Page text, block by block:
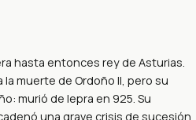
hasta entonces rey de Asturias.
muerte de Ordoño II, pero su
murió de lepra en 925. Su
una grave crisis de sucesión